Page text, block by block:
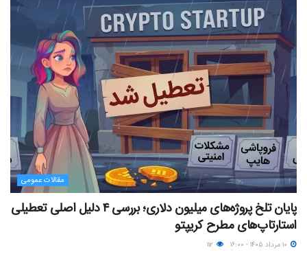
مقالات عمومی
پایان تلخ پروژه‌های میلیون دلاری؛ بررسی ۴ دلیل اصلی تعطیلی
استارتاپ‌های مطرح کریپتو